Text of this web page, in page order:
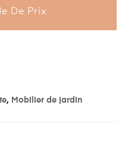
De Prix
, Mobilier de jardin